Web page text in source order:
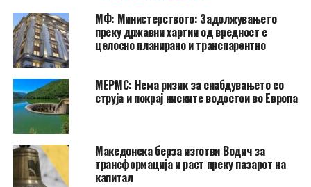
МФ: Министерството: Задолжувањето
преку државни хартии од вредност е
целосно планирано и транспарентно
МЕРМС: Нема ризик за снабдувањето со
струја и покрај ниските водостои во Европа
Македонска берза изготви Водич за
трансформација и раст преку пазарот на
капитал